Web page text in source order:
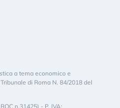
a tema economico e
di Roma N. 84/2018 del
n.31425) - P. IVA: